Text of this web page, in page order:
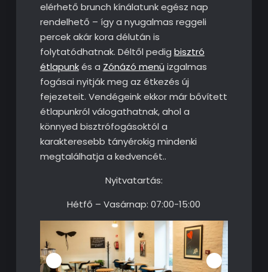
elérhető brunch kínálatunk egész nap
rendelhető – így a nyugalmas reggeli
percek akár kora délután is
folytatódhatnak. Déltől pedig bisztró
étlapunkés a Zónázó menü izgalmas
fogásai nyitják meg az étkezés új
fejezeteit. Vendégeink ekkor már bővített
étlapunkról válogathatnak, ahol a
könnyed bisztrófogásoktól a
karakteresebb tányérokig mindenki
megtalálhatja a kedvencét..
Nyitvatartás:
Hétfő – Vasárnap: 07:00-15:00